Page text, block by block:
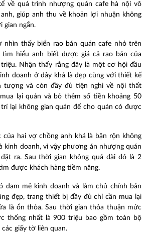
về quá trình n hượng quán cafe hà nội vô
giúp anh thu về khoản lợi nhuận không
gian ngắn.
nhìn thấy biển rao bán quán cafe nhỏ trên
tìm hiểu anh biết được giá cả rao bán của
Nhận thấy rằng đây là một cơ hội đầu
doanh ở đây khá là đẹp cùng với thiết kế
tượng và còn đầy đủ tiện nghi về nội thất
lại quán và bỏ thêm số tiền khoảng 50
lại không gian quán để cho quán có được
của hai vợ chồng anh khá là bận rộn không
kinh doanh, vì vậy phương án nhượng quán
ra. Sau thời gian không quá dài đó là 2
được khách hàng tiềm năng.
đam mê kinh doanh và làm chủ chính bản
đẹp, trang thiết bị đầy đủ chỉ cần mua lại
là ổn thỏa. Sau thời gian thỏa thuận mức
thống nhất là 900 triệu bao gồm toàn bộ
giấy tờ liên quan.